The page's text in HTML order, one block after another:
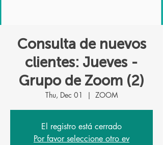
Consulta de nuevos
clientes: Jueves -
Grupo de Zoom (2)
Thu, Dec 01
  |
ZOOM
El registro está cerrado
Por favor seleccione otro ev